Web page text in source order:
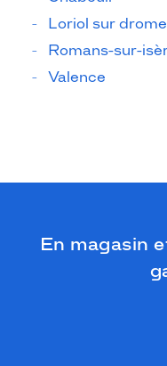
Loriol sur drome
Romans-sur-
Valence
En magasin